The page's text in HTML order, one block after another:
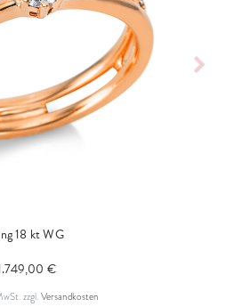
18 kt WG
€
zzgl.Versandkosten